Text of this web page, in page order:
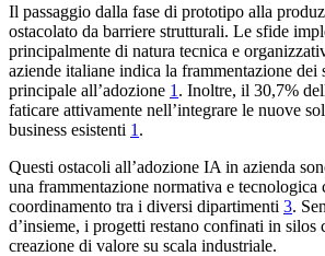
Il passaggio dalla fase di prototipo alla
ostacolato da barriere strutturali. Le sfide
principalmente di natura tecnica e
aziende italiane indica la frammentazione dei
principale all’adozione 1 . Inoltre, il 30,7%
faticare attivamente nell’integrare le nuove
business esistenti 1 .
Questi ostacoli all’adozione IA in azienda
una frammentazione normativa e
coordinamento tra i diversi dipartimenti 3.
d’insieme, i progetti restano confinati in silos
creazione di valore su scala industriale.